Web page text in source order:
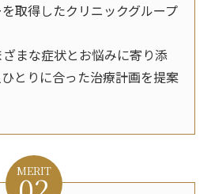
取得したクリニックグループ
まな症状とお悩みに寄り添
とりに合った治療計画を提案
MERIT